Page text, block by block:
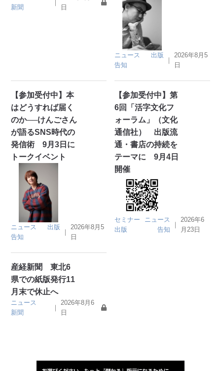
新聞
日
ニュース
出版
告知
｜
2026年8月5
日
【参加受付中】本
はどうすれば届く
のか──けんごさん
が語るSNS時代の
発信術 9月3日に
トークイベント
ニュース
出版
告知
｜
2026年8月5
日
【参加受付中】第
6回「活字文化フ
ォーラム」（文化
通信社） 出版流
通・書店の持続を
テーマに 9月4日
開催
セミナー
ニュース
出版
告知
｜
2026年6
月23日
産経新聞 東北6
県での紙版発行11
月末で休止へ
ニュース
新聞
｜
2026年8月6
日